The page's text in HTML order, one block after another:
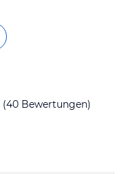
(40 Bewertungen)